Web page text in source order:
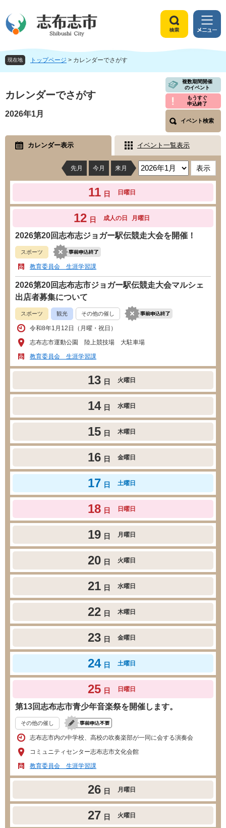
ジ
頭
ュ
飛
本
文
索
メ
ニ
ュ
現在地 トップページ > カレンダーでさがす
文
カレンダーでさがす
複数期間開催
のイベント
もうすぐ
申込終了
イベント検索
2026年1月
カレンダー表示 イベント一覧表示
先月 今月 来月
11 日 日曜日
12 日 成人の日 月曜日
2026第20回志布志ジョガー駅伝競走大会を開催！
スポーツ
教育委員会 生涯学習課
2026第20回志布志市ジョガー駅伝競走大会マルシェ
出店者募集について
スポーツ 観光 その他の催し
令和8年1月12日（月曜・祝日）
志布志市運動公園 陸上競技場 大駐車場
教育委員会 生涯学習課
13 日 火曜日
14 日 水曜日
15 日 木曜日
16 日 金曜日
17 日 土曜日
18 日 日曜日
19 日 月曜日
20 日 火曜日
21 日 水曜日
22 日 木曜日
23 日 金曜日
24 日 土曜日
25 日 日曜日
第13回志布志市青少年音楽祭を開催します。
その他の催し
志布志市内の中学校、高校の吹奏楽部が一同に会する演奏会
コミュニティセンター志布志市文化会館
教育委員会 生涯学習課
26 日 月曜日
27 日 火曜日